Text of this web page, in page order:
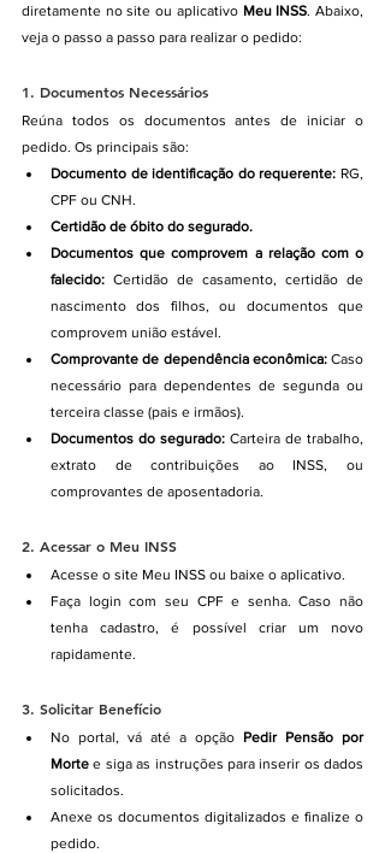
diretamente no site ou aplicativo Meu INSS . Abaixo,
veja o passo a passo para realizar o pedido:
1. Documentos Necessários
Reúna todos os documentos antes de iniciar o
pedido. Os principais são:
Documento de identificação do requerente: RG,
CPF ou CNH.
Certidão de óbito do segurado.
Documentos que comprovem a relação com o
falecido: Certidão de casamento, certidão de
nascimento dos filhos, ou documentos que
comprovem união estável.
Comprovante de dependência econômica: Caso
necessário para dependentes de segunda ou
terceira classe (pais e irmãos).
Documentos do segurado: Carteira de trabalho,
extrato de contribuições ao INSS, ou
comprovantes de aposentadoria.
2. Acessar o Meu INSS
Acesse o site Meu INSS ou baixe o aplicativo.
Faça login com seu CPF e senha. Caso não
tenha cadastro, é possível criar um novo
rapidamente.
3. Solicitar Benefício
No portal, vá até a opção Pedir Pensão por
Morte e siga as instruções para inserir os dados
solicitados.
Anexe os documentos digitalizados e finalize o
pedido.